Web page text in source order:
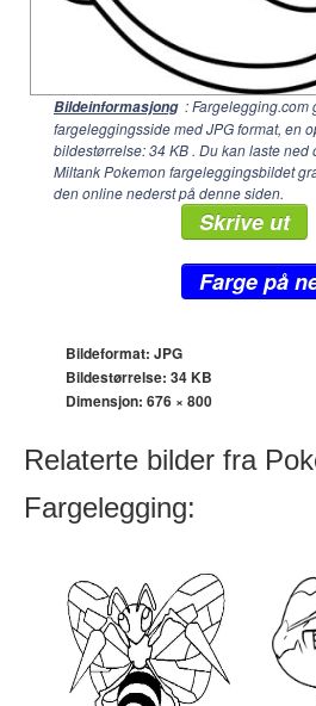
Bildeinformasjong : Fargelegging.com
fargeleggingsside med JPG format, en
bildestørrelse: 34 KB . Du kan laste ned
Miltank Pokemon fargeleggingsbildet
den online nederst på denne siden.
Skrive ut
Farge på
Bildeformat: JPG
Bildestørrelse: 34 KB
Dimensjon: 676 × 800
Relaterte bilder fra
Fargelegging: